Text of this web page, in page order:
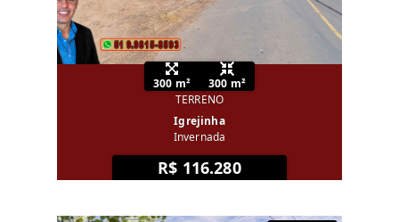
300 m²
300 m²
TERRENO
Igrejinha
Invernada
R$ 116.280